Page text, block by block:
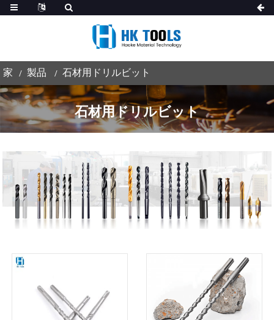
家 製品 石材用ドリルビット
石材用ドリルビット